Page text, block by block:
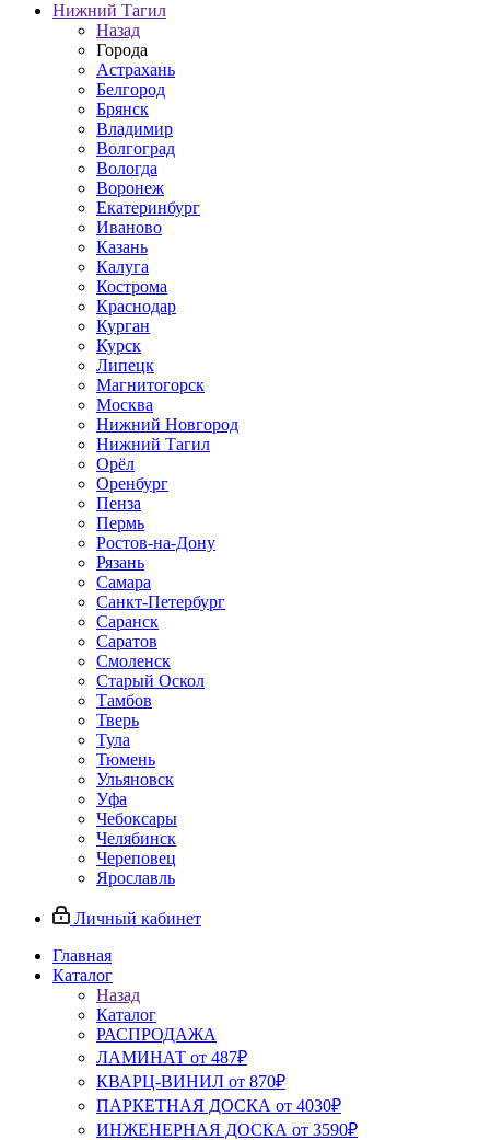
Нижний Тагил
Назад
Города
Астрахань
Белгород
Брянск
Владимир
Волгоград
Вологда
Воронеж
Екатеринбург
Иваново
Казань
Калуга
Кострома
Краснодар
Курган
Курск
Липецк
Магнитогорск
Москва
Нижний Новгород
Нижний Тагил
Орёл
Оренбург
Пенза
Пермь
Ростов‑на‑Дону
Рязань
Самара
Санкт‑Петербург
Саранск
Саратов
Смоленск
Старый Оскол
Тамбов
Тверь
Тула
Тюмень
Ульяновск
Уфа
Чебоксары
Челябинск
Череповец
Ярославль
Личный кабинет
Главная
Каталог
Назад
Каталог
РАСПРОДАЖА
ЛАМИНАТ от 487₽
КВАРЦ-ВИНИЛ от 870₽
ПАРКЕТНАЯ ДОСКА от 4030₽
ИНЖЕНЕРНАЯ ДОСКА от 3590₽